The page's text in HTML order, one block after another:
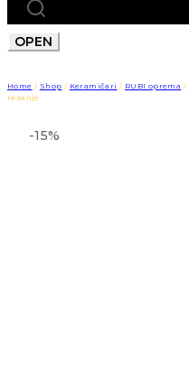
OPEN
Home / Shop / Keramičari / RUBI oprema /
rezanje
-15%